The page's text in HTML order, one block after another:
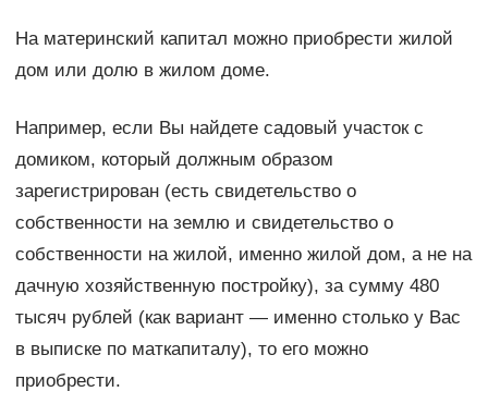
На материнский капитал можно приобрести жилой
дом или долю в жилом доме.
Например, если Вы найдете садовый участок с
домиком, который должным образом
зарегистрирован (есть свидетельство о
собственности на землю и свидетельство о
собственности на жилой, именно жилой дом, а не на
дачную хозяйственную постройку), за сумму 480
тысяч рублей (как вариант — именно столько у Вас
в выписке по маткапиталу), то его можно
приобрести.